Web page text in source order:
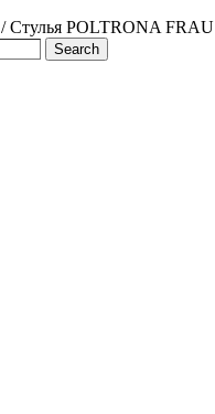
/ Стулья POLTRONA FRAU
Search